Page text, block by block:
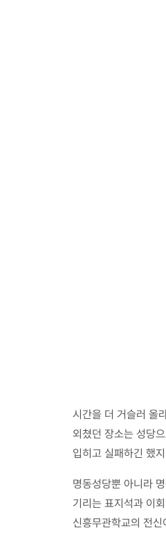
시간을 더 거슬러 올
외쳤던 장소는 성당
입히고 실패하긴 했
명동성당뿐 아니라
기리는 표지석과 이
신흥무관학교의 전